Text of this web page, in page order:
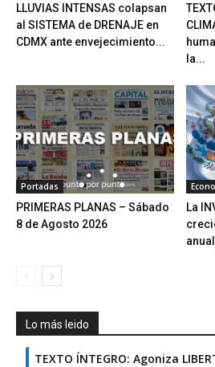
LLUVIAS INTENSAS colapsan
al SISTEMA de DRENAJE en
CDMX ante envejecimiento...
la...
Portadas
PRIMERAS PLANAS – Sábado
8 de Agosto 2026
La
Lo más leido
TEXTO ÍNTEGRO: Agoniza